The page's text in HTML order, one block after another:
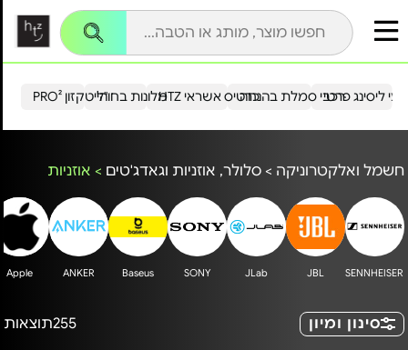
הייטקזון PRO²מלונות בחו"ל כרטיס אשראי HTZ ליסינג פרטירכבי סמלת בהנחה
חשמל ואלקטרוניקה > סלולר, אוזניות וגאדג'טים > אוזניות
SENNHEISER
JBL
JLab
SONY
Baseus
ANKER
Apple
סינון ומיון 255תוצאות